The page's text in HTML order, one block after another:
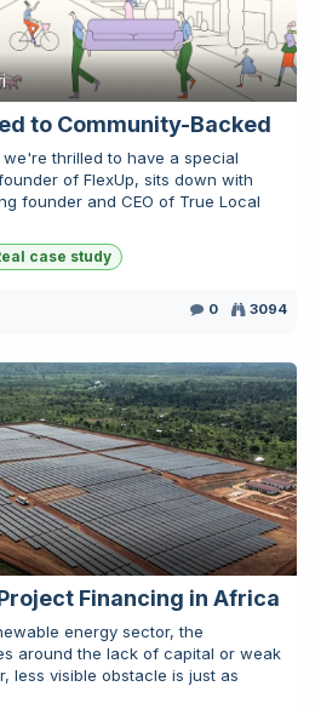
to Community-Backed
thrilled to have a special
of FlexUp, sits down with
founder and CEO of True Local
case study
0 3094
Financing in Africa
energy sector, the
around the lack of capital or weak
less visible obstacle is just as